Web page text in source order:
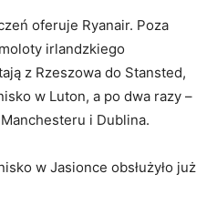
oferuje Ryanair. Poza
irlandzkiego
z Rzeszowa do Stansted,
w Luton, a po dwa razy –
i Dublina.
w Jasionce obsłużyło już